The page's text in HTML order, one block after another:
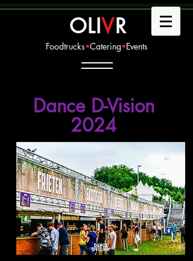
Foodtrucks•Catering•Events
OLIVR
Dance D-Vision
2024